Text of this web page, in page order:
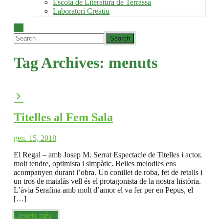
Escola de Literatura de Terrassa
Laboratori Creatiu
Tag Archives: menuts
Titelles al Fem Sala
gen. 15, 2018
El Regal – amb Josep M. Serrat Espectacle de Titelles i actor,
molt tendre, optimista i simpàtic. Belles melodies ens
acompanyen durant l’obra. Un conillet de roba, fet de retalls i
un tros de matalàs vell és el protagonista de la nostra història.
L’àvia Serafina amb molt d’amor el va fer per en Pepus, el
[…]
Llegeix més